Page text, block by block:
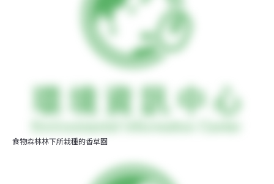
食物森林林下所栽種的香草園